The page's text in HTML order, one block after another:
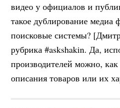
видео у официалов и
такое дублирование медиа
поисковые системы?
рубрика #askshakin. Да,
производителей можно,
описания товаров или их